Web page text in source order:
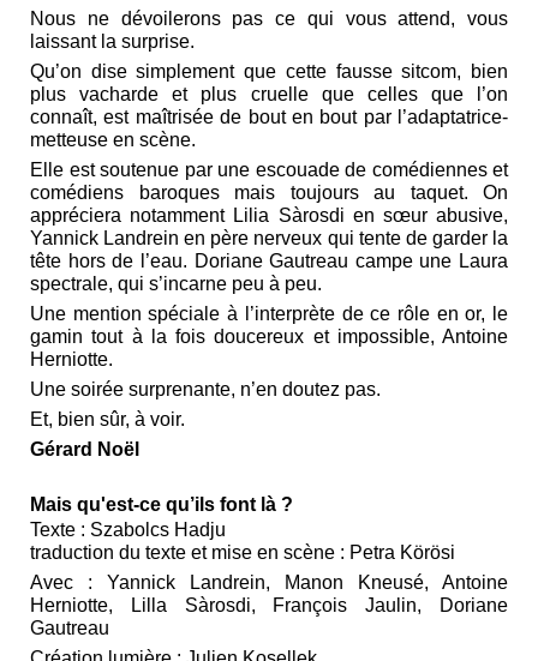
Nous ne dévoilerons pas ce qui vous attend, vous
laissant la surprise.
Qu’on dise simplement que cette fausse sitcom, bien
plus vacharde et plus cruelle que celles que l’on
connaît, est maîtrisée de bout en bout par l’adaptatrice-
metteuse en scène.
Elle est soutenue par une escouade de comédiennes et
comédiens baroques mais toujours au taquet. On
appréciera notamment Lilia Sàrosdi en sœur abusive,
Yannick Landrein en père nerveux qui tente de garder la
tête hors de l’eau. Doriane Gautreau campe une Laura
spectrale, qui s’incarne peu à peu.
Une mention spéciale à l’interprète de ce rôle en or, le
gamin tout à la fois doucereux et impossible, Antoine
Herniotte.
Une soirée surprenante, n’en doutez pas.
Et, bien sûr, à voir.
Gérard Noël
Mais qu'est-ce qu’ils font là ?
Texte : Szabolcs Hadju
traduction du texte et mise en scène : Petra Körösi
Avec : Yannick Landrein, Manon Kneusé, Antoine
Herniotte, Lilla Sàrosdi, François Jaulin, Doriane
Gautreau